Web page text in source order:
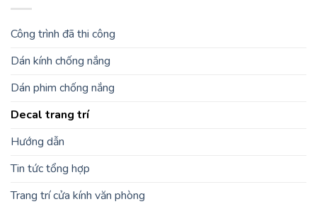
Công trình đã thi công
Dán kính chống nắng
Dán phim chống nắng
Decal trang trí
Hướng dẫn
Tin tức tổng hợp
Trang trí cửa kính văn phòng